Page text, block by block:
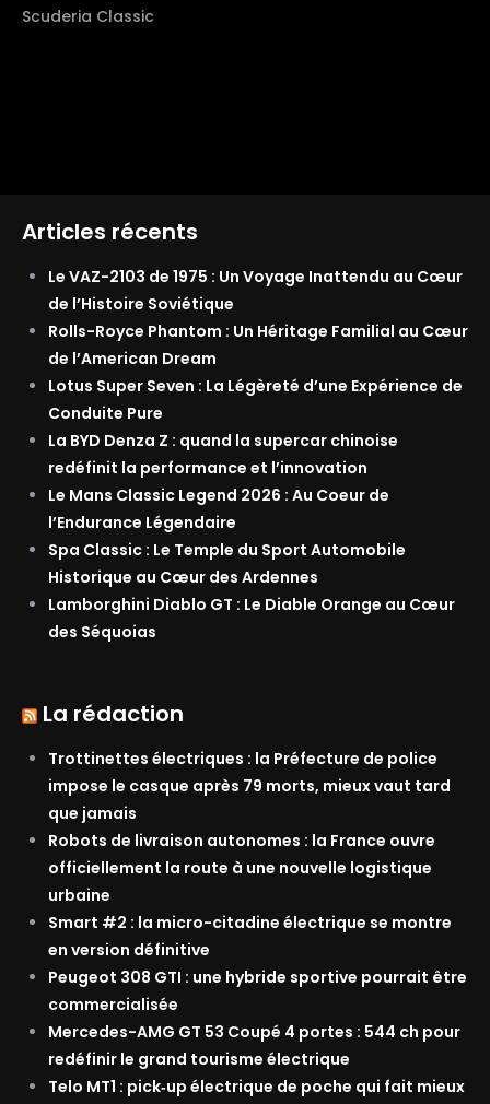
Scuderia Classic
Articles récents
Le VAZ-2103 de 1975 : Un Voyage Inattendu au Cœur
de l’Histoire Soviétique
Rolls-Royce Phantom : Un Héritage Familial au Cœur
de l’American Dream
Lotus Super Seven : La Légèreté d’une Expérience de
Conduite Pure
La BYD Denza Z : quand la supercar chinoise
redéfinit la performance et l’innovation
Le Mans Classic Legend 2026 : Au Coeur de
l’Endurance Légendaire
Spa Classic : Le Temple du Sport Automobile
Historique au Cœur des Ardennes
Lamborghini Diablo GT : Le Diable Orange au Cœur
des Séquoias
La rédaction
Trottinettes électriques : la Préfecture de police
impose le casque après 79 morts, mieux vaut tard
que jamais
Robots de livraison autonomes : la France ouvre
officiellement la route à une nouvelle logistique
urbaine
Smart #2 : la micro-citadine électrique se montre
en version définitive
Peugeot 308 GTI : une hybride sportive pourrait être
commercialisée
Mercedes-AMG GT 53 Coupé 4 portes : 544 ch pour
redéfinir le grand tourisme électrique
Telo MT1 : pick‑up électrique de poche qui fait mieux